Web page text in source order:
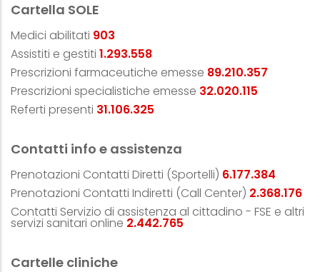
Cartella SOLE
Medici abilitati 983
Assistiti e gestiti 1.408.662
Prescrizioni farmaceutiche emesse 96.802.728
Prescrizioni specialistiche emesse 34.906.049
Referti presenti 33.811.223
Contatti info e assistenza
Prenotazioni Contatti Diretti (Sportelli) 6.795.123
Prenotazioni Contatti Indiretti (Call Center) 2.583.465
Contatti Servizio di assistenza al cittadino - FSE e altri
servizi sanitari online 2.678.078
Cartelle cliniche